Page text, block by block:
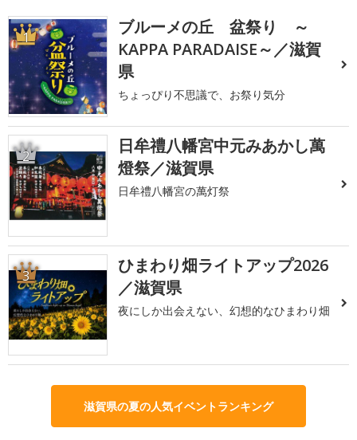
1
ブルーメの丘 盆祭り ～
KAPPA PARADAISE～／滋賀
県
ちょっぴり不思議で、お祭り気分
2
日牟禮八幡宮中元みあかし萬
燈祭／滋賀県
日牟禮八幡宮の萬灯祭
3
ひまわり畑ライトアップ2026
／滋賀県
夜にしか出会えない、幻想的なひまわり畑
滋賀県の夏の人気イベントランキング